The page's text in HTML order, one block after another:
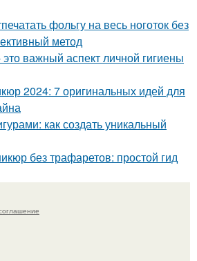
фольгу на весь ноготок без
метод
это важный аспект личной гигиены
2024: 7 оригинальных идей для
как создать уникальный
без трафаретов: простой гид